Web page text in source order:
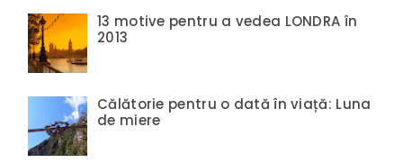
13 motive pentru a vedea LONDRA în
2013
Călătorie pentru o dată în viață: Luna
de miere